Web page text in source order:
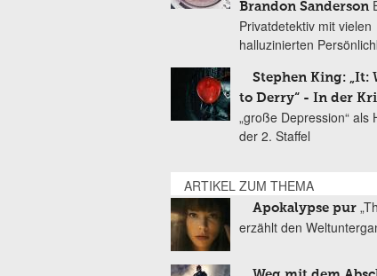
Brandon Sanderson
Privatdetektiv mit vielen
halluzinierten
Stephen King: „It:
to Derry“ - In der
„große Depression“ als
der 2. Staffel
ARTIKEL ZUM THEMA
Apokalypse pur
erzählt den